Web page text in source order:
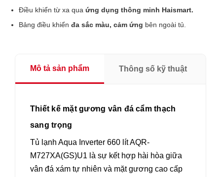
Điều khiển từ xa qua ứng dụng thông minh Haismart.
Bảng điều khiển đa sắc màu, cảm ứng bên ngoài tủ.
Mô tả sản phẩm Thông số kỹ thuật
Thiết kế mặt gương vân đá cẩm thạch
sang trọng
Tủ lạnh Aqua Inverter 660 lít AQR-
M727XA(GS)U1 là sự kết hợp hài hòa giữa
vân đá xám tự nhiên và mặt gương cao cấp